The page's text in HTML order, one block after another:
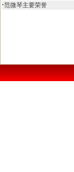
·范微琴主要荣誉